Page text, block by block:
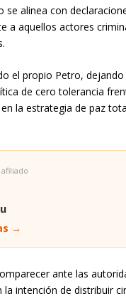
alinea con
a aquellos actores
el propio Petro,
de cero tolerancia
la estrategia de paz
afiliado